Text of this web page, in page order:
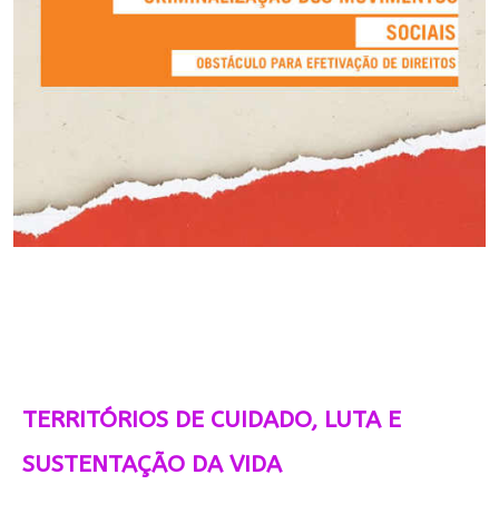
TERRITÓRIOS DE CUIDADO, LUTA E
SUSTENTAÇÃO DA VIDA